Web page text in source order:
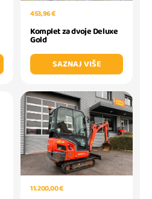
453,96 €
Komplet za dvoje Deluxe
Gold
SAZNAJ VIŠE
11.200,00 €